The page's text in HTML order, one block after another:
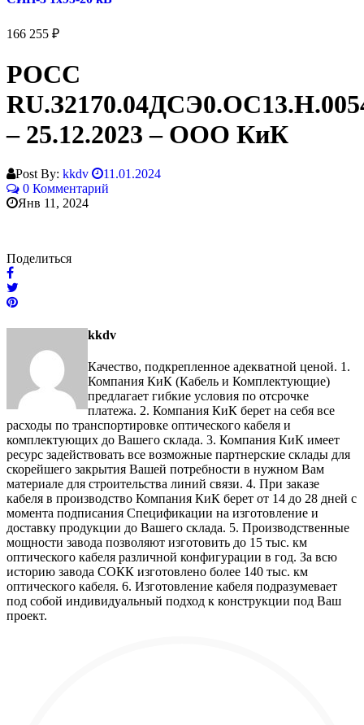
166 255 ₽
РОСС
– 25.12.2023 – ООО КиК
Post By: kkdv
11.01.2024
0 Комментарий
Янв 11, 2024
Поделиться
kkdv
Качество, подкрепленное адекватной ценой. 1.
Компания КиК (Кабель и Комплектующие)
предлагает гибкие условия по отсрочке
платежа. 2. Компания КиК берет на себя все
расходы по транспортировке оптического кабеля и
комплектующих до Вашего склада. 3. Компания КиК имеет
ресурс задействовать все возможные партнерские склады для
скорейшего закрытия Вашей потребности в нужном Вам
материале для строительства линий связи. 4. При заказе
кабеля в производство Компания КиК берет от 14 до 28 дней с
момента подписания Спецификации на изготовление и
доставку продукции до Вашего склада. 5. Производственные
мощности завода позволяют изготовить до 15 тыс. км
оптического кабеля различной конфигурации в год. За всю
историю завода СОКК изготовлено более 140 тыс. км
оптического кабеля. 6. Изготовление кабеля подразумевает
под собой индивидуальный подход к конструкции под Ваш
проект.